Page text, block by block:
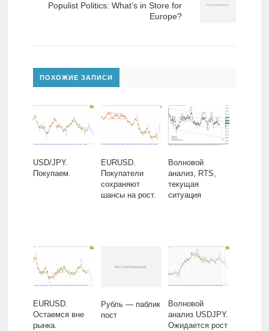
Populist Politics: What’s in Store for
Europe?
ПОХОЖИЕ ЗАПИСИ
USD/JPY.
Покупаем.
EURUSD.
Покупатели
сохраняют
шансы на рост.
Волновой
анализ, RTS,
текущая
ситуация
EURUSD.
Остаемся вне
рынка.
Рубль — паблик
пост
Волновой
анализ USDJPY.
Ожидается рост